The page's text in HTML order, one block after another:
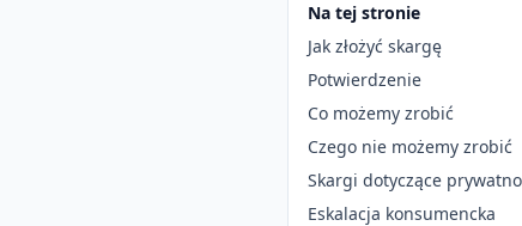
Na tej stronie
Jak złożyć skargę
Potwierdzenie
Co możemy zrobić
Czego nie możemy zrobić
Skargi dotyczące
Eskalacja konsumencka